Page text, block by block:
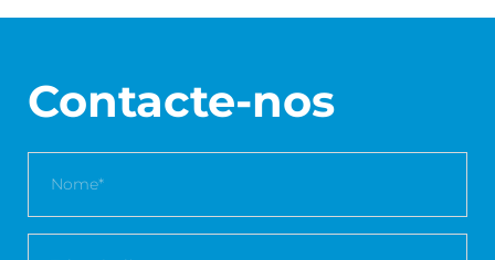
Contacte-nos